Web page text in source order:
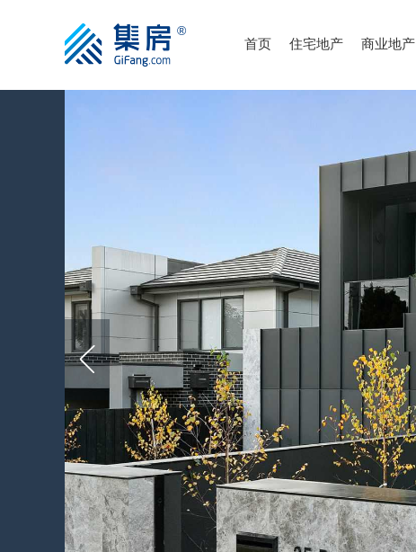
首页 住宅地产 商业地产